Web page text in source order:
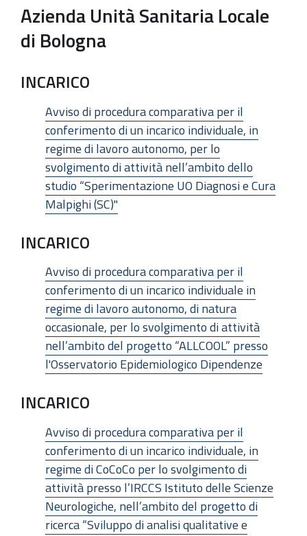
Azienda Unità Sanitaria Locale
di Bologna
INCARICO
Avviso di procedura comparativa per il
conferimento di un incarico individuale, in
regime di lavoro autonomo, per lo
svolgimento di attività nell’ambito dello
studio “Sperimentazione UO Diagnosi e Cura
Malpighi (SC)"
INCARICO
Avviso di procedura comparativa per il
conferimento di un incarico individuale in
regime di lavoro autonomo, di natura
occasionale, per lo svolgimento di attività
nell’ambito del progetto “ALLCOOL” presso
l'Osservatorio Epidemiologico Dipendenze
INCARICO
Avviso di procedura comparativa per il
conferimento di un incarico individuale, in
regime di CoCoCo per lo svolgimento di
attività presso l’IRCCS Istituto delle Scienze
Neurologiche, nell’ambito del progetto di
ricerca “Sviluppo di analisi qualitative e